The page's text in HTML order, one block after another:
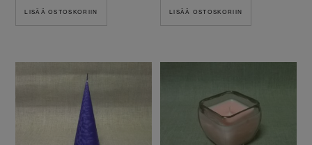
LISÄÄ OSTOSKORIIN LISÄÄ OSTOSKORIIN